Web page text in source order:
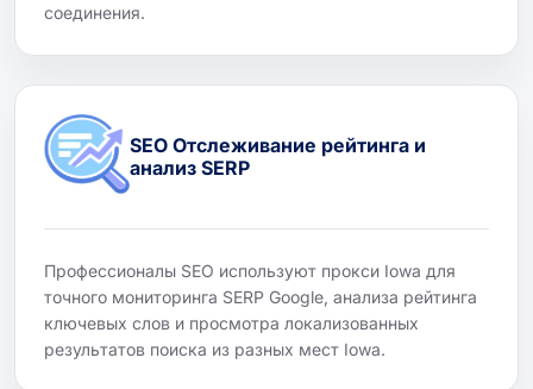
соединения.
SEO Отслеживание рейтинга и
анализ SERP
Профессионалы SEO используют прокси Iowa для
точного мониторинга SERP Google, анализа рейтинга
ключевых слов и просмотра локализованных
результатов поиска из разных мест Iowa.